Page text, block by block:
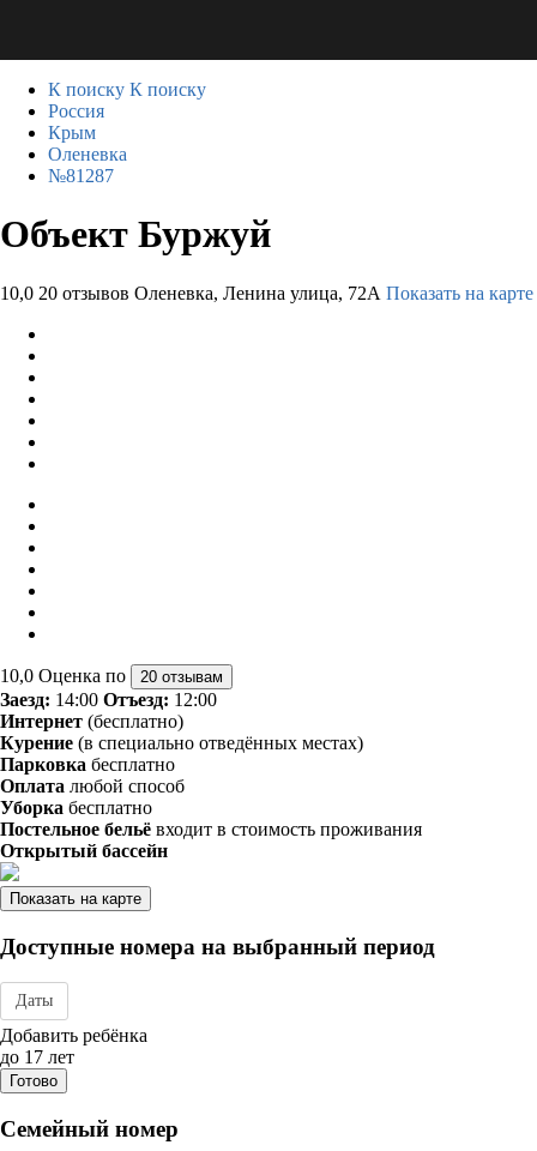
К поиску К поиску
Россия
Крым
Оленевка
№81287
Объект Буржуй
10,0 20 отзывов Оленевка, Ленина улица, 72А Показать на карте
10,0 Оценка по 20 отзывам
Заезд: 14:00 Отъезд: 12:00
Интернет (бесплатно)
Курение (в специально отведённых местах)
Парковка бесплатно
Оплата любой способ
Уборка бесплатно
Постельное бельё входит в стоимость проживания
Открытый бассейн
Показать на карте
Доступные номера на выбранный период
Даты
Дата заезда - отъезда
Добавить ребёнка
до 17 лет
Готово
Семейный номер